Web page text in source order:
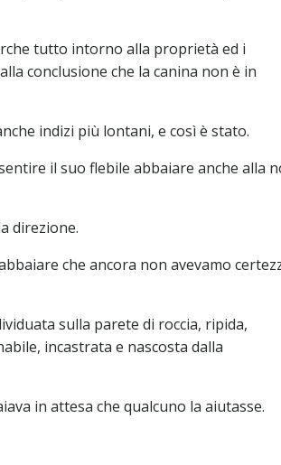
tutto intorno alla proprietà ed i
conclusione che la canina non è in
indizi più lontani, e così è stato.
il suo flebile abbaiare anche alla
direzione.
che ancora non avevamo
sulla parete di roccia, ripida,
incastrata e nascosta dalla
in attesa che qualcuno la aiutasse.